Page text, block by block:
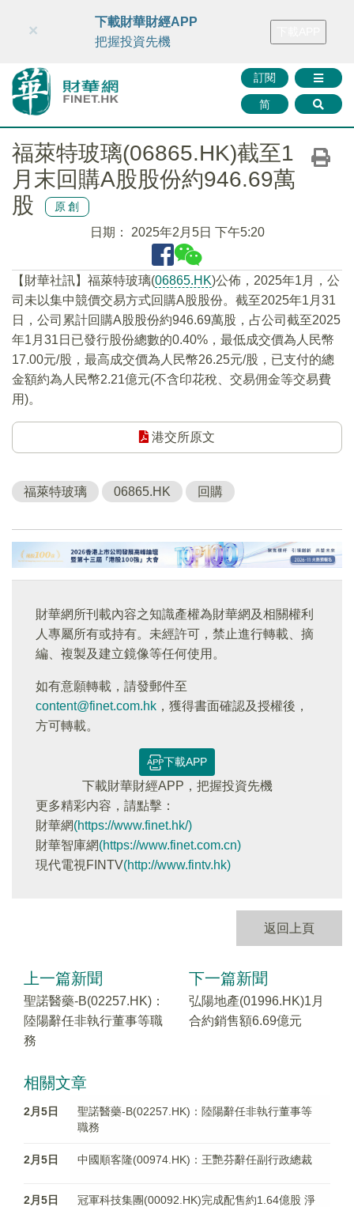
財華智庫網 FINTV FINMETA 財華證券 媒體矩陣
訂閱
简
×
下載財華財經APP
把握投資先機
福萊特玻璃(06865.HK)截至1
月末回購A股股份約946.69萬
股
原創
日期： 2025年2月5日 下午5:20
【財華社訊】福萊特玻璃(06865.HK)公佈，2025年1月，公
司未以集中競價交易方式回購A股股份。截至2025年1月31
日，公司累計回購A股股份約946.69萬股，占公司截至2025
年1月31日已發行股份總數的0.40%，最低成交價為人民幣
17.00元/股，最高成交價為人民幣26.25元/股，已支付的總
金額約為人民幣2.21億元(不含印花稅、交易佣金等交易費
用)。
港交所原文
福萊特玻璃 06865.HK 回購
財華網所刊載內容之知識產權為財華網及相關權利
人專屬所有或持有。未經許可，禁止進行轉載、摘
編、複製及建立鏡像等任何使用。
如有意願轉載，請發郵件至
content@finet.com.hk ，獲得書面確認及授權後，
方可轉載。
下載APP
下載財華財經APP，把握投資先機
更多精彩内容，請點擊：
財華網(https://www.finet.hk/)
財華智庫網(https://www.finet.com.cn)
現代電視FINTV(http://www.fintv.hk)
返回上頁
上一篇新聞
聖諾醫藥-B(02257.HK)：
陸陽辭任非執行董事等職
務
下一篇新聞
弘陽地產(01996.HK)1月
合約銷售額6.69億元
相關文章
2月5日
聖諾醫藥-B(02257.HK)：陸陽辭任非執行董事等
職務
2月5日 中國順客隆(00974.HK)：王艷芬辭任副行政總裁
2月5日
冠軍科技集團(00092.HK)完成配售約1.64億股 淨